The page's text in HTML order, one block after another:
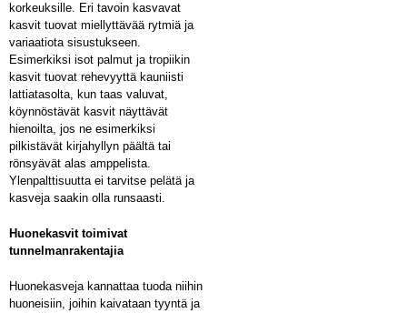
korkeuksille. Eri tavoin kasvavat
kasvit tuovat miellyttävää rytmiä ja
variaatiota sisustukseen.
Esimerkiksi isot palmut ja tropiikin
kasvit tuovat rehevyyttä kauniisti
lattiatasolta, kun taas valuvat,
köynnöstävät kasvit näyttävät
hienoilta, jos ne esimerkiksi
pilkistävät kirjahyllyn päältä tai
rönsyävät alas amppelista.
Ylenpalttisuutta ei tarvitse pelätä ja
kasveja saakin olla runsaasti.
Huonekasvit toimivat
tunnelmanrakentajia
Huonekasveja kannattaa tuoda niihin
huoneisiin, joihin kaivataan tyyntä ja